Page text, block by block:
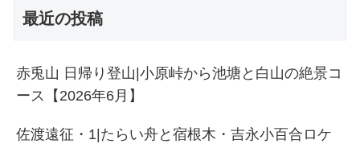
最近の投稿
赤兎山 日帰り登山|小原峠から池塘と白山の絶景コ
ース【2026年6月】
佐渡遠征・1|たらい舟と宿根木・吉永小百合ロケ